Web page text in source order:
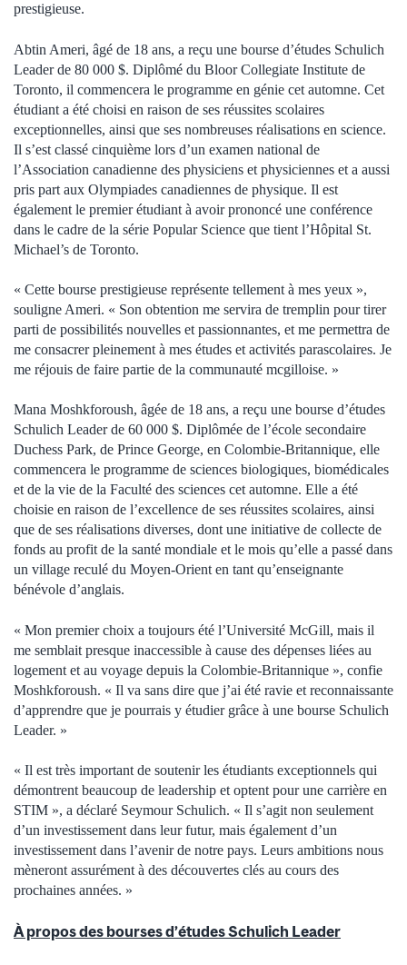
prestigieuse.
Abtin Ameri, âgé de 18 ans, a reçu une bourse d’études Schulich
Leader de 80 000 $. Diplômé du Bloor Collegiate Institute de
Toronto, il commencera le programme en génie cet automne. Cet
étudiant a été choisi en raison de ses réussites scolaires
exceptionnelles, ainsi que ses nombreuses réalisations en science.
Il s’est classé cinquième lors d’un examen national de
l’Association canadienne des physiciens et physiciennes et a aussi
pris part aux Olympiades canadiennes de physique. Il est
également le premier étudiant à avoir prononcé une conférence
dans le cadre de la série Popular Science que tient l’Hôpital St.
Michael’s de Toronto.
« Cette bourse prestigieuse représente tellement à mes yeux »,
souligne Ameri. « Son obtention me servira de tremplin pour tirer
parti de possibilités nouvelles et passionnantes, et me permettra de
me consacrer pleinement à mes études et activités parascolaires. Je
me réjouis de faire partie de la communauté mcgilloise. »
Mana Moshkforoush, âgée de 18 ans, a reçu une bourse d’études
Schulich Leader de 60 000 $. Diplômée de l’école secondaire
Duchess Park, de Prince George, en Colombie-Britannique, elle
commencera le programme de sciences biologiques, biomédicales
et de la vie de la Faculté des sciences cet automne. Elle a été
choisie en raison de l’excellence de ses réussites scolaires, ainsi
que de ses réalisations diverses, dont une initiative de collecte de
fonds au profit de la santé mondiale et le mois qu’elle a passé dans
un village reculé du Moyen-Orient en tant qu’enseignante
bénévole d’anglais.
« Mon premier choix a toujours été l’Université McGill, mais il
me semblait presque inaccessible à cause des dépenses liées au
logement et au voyage depuis la Colombie-Britannique », confie
Moshkforoush. « Il va sans dire que j’ai été ravie et reconnaissante
d’apprendre que je pourrais y étudier grâce à une bourse Schulich
Leader. »
« Il est très important de soutenir les étudiants exceptionnels qui
démontrent beaucoup de leadership et optent pour une carrière en
STIM », a déclaré Seymour Schulich. « Il s’agit non seulement
d’un investissement dans leur futur, mais également d’un
investissement dans l’avenir de notre pays. Leurs ambitions nous
mèneront assurément à des découvertes clés au cours des
prochaines années. »
À propos des bourses d’études Schulich Leader